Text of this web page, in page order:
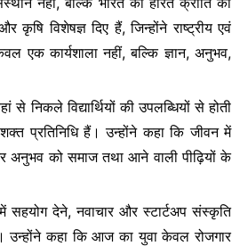
कृषि विशेषज्ञ दिए हैं, जिन्होंने राष्ट्रीय एवं
एक कार्यशाला नहीं, बल्कि ज्ञान, अनुभव,
निकले विद्यार्थियों की उपलब्धियों से होती
प्रतिनिधि हैं। उन्होंने कहा कि जीवन में
अनुभव को समाज तथा आने वाली पीढ़ियों के
सहयोग देने, नवाचार और स्टार्टअप संस्कृति
उन्होंने कहा कि आज का युवा केवल रोजगार